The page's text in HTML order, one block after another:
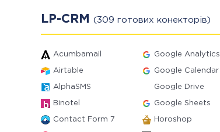
LP-CRM (309 готових конекторів)
Acumbamail Google Analytics
Airtable Google Calendar
AlphaSMS Google Drive
Binotel Google Sheets
Contact Form 7 Horoshop